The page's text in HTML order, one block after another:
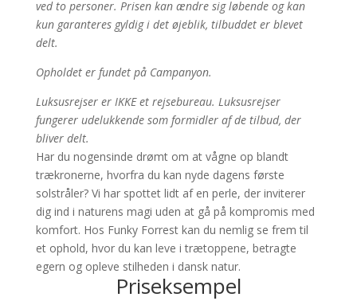
ved to personer. Prisen kan ændre sig løbende og kan
kun garanteres gyldig i det øjeblik, tilbuddet er blevet
delt.
Opholdet er fundet på Campanyon.
Luksusrejser er IKKE et rejsebureau. Luksusrejser
fungerer udelukkende som formidler af de tilbud, der
bliver delt.
Har du nogensinde drømt om at vågne op blandt
trækronerne, hvorfra du kan nyde dagens første
solstråler? Vi har spottet lidt af en perle, der inviterer
dig ind i naturens magi uden at gå på kompromis med
komfort. Hos Funky Forrest kan du nemlig se frem til
et ophold, hvor du kan leve i trætoppene, betragte
egern og opleve stilheden i dansk natur.
Priseksempel